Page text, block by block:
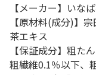
【メーカー】いな
【原材料(成分)】
茶エキス
【保証成分】粗た
粗繊維0.1％以下、